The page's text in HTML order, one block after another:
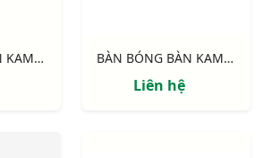
BÀN BÓNG BÀN KAMITO PREMIUM BÀN BÓNG BÀN KAMITO KM6825
Liên hệ